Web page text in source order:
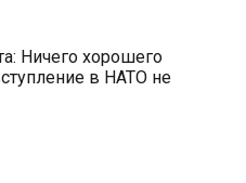
Ничего хорошего
в НАТО не